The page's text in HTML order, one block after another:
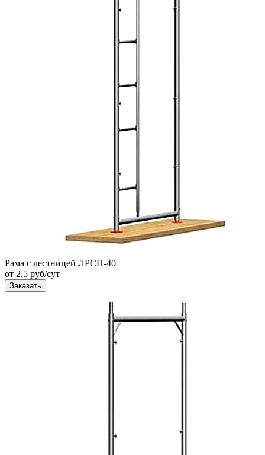
Рама с лестницей ЛРСП-40
от 2,5 руб/сут
Заказать